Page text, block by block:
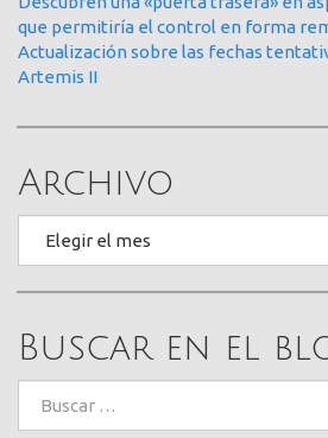
que permitiría el control en forma
Actualización sobre las fechas
Artemis II
Archivo
Buscar en el